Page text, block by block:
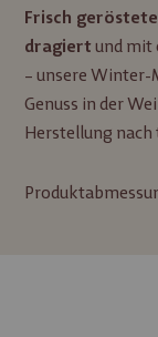
Frisch
dragiert und mit
– unsere Winter-
Genuss in der
Herstellung